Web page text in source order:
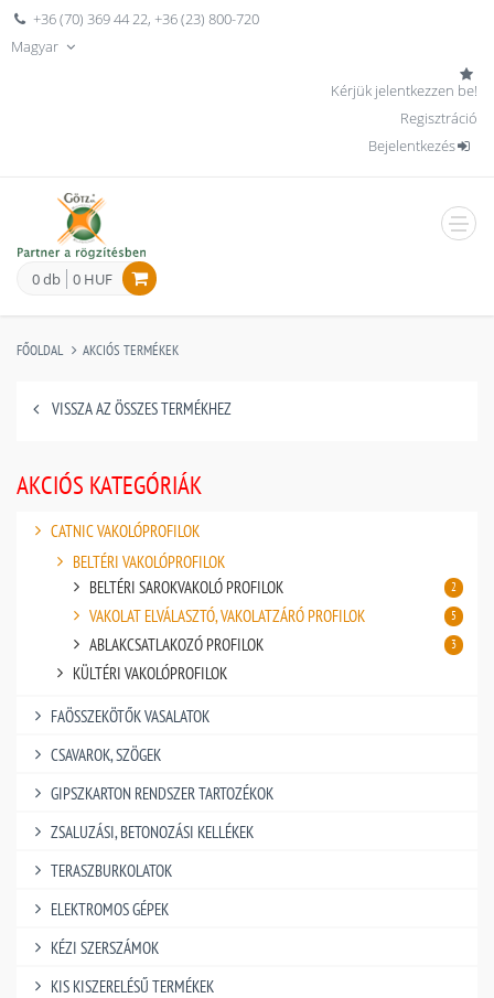
+36 (70) 369 44 22,+36 (23) 800-720
Magyar
Kérjük jelentkezzen be!
Regisztráció
Bejelentkezés
0 db 0 HUF
FŐOLDAL AKCIÓS TERMÉKEK
VISSZA AZ ÖSSZES TERMÉKHEZ
AKCIÓS KATEGÓRIÁK
CATNIC VAKOLÓPROFILOK
BELTÉRI VAKOLÓPROFILOK
BELTÉRI SAROKVAKOLÓ PROFILOK
2
VAKOLAT ELVÁLASZTÓ, VAKOLATZÁRÓ PROFILOK 5
ABLAKCSATLAKOZÓ PROFILOK 3
KÜLTÉRI VAKOLÓPROFILOK
FAÖSSZEKÖTŐK VASALATOK
CSAVAROK, SZÖGEK
GIPSZKARTON RENDSZER TARTOZÉKOK
ZSALUZÁSI, BETONOZÁSI KELLÉKEK
TERASZBURKOLATOK
ELEKTROMOS GÉPEK
KÉZI SZERSZÁMOK
KIS KISZERELÉSŰ TERMÉKEK